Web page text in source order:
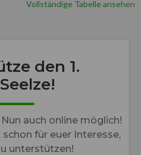
Vollständige Tabelle ansehen